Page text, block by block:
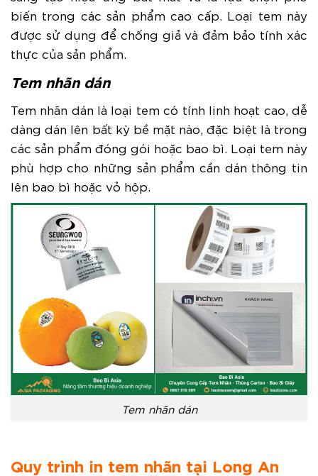
biến trong các sản phẩm cao cấp. Loại tem này
được sử dụng để chống giả và đảm bảo tính xác
thực của sản phẩm.
Tem nhãn dán
Tem nhãn dán là loại tem có tính linh hoạt cao, dễ
dàng dán lên bất kỳ bề mặt nào, đặc biệt là trong
các sản phẩm đóng gói hoặc bao bì. Loại tem này
phù hợp cho những sản phẩm cần dán thông tin
lên bao bì hoặc vỏ hộp.
Tem nhãn dán
Quy trình in tem nhãn tại Long An